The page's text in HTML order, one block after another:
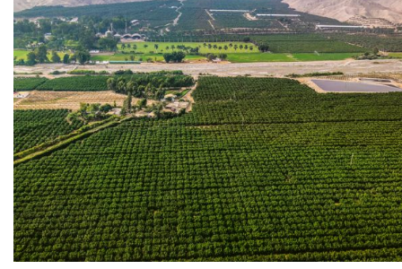
registros
fitosanitarios
del
Grupo
Agrotecnología
en
Perú